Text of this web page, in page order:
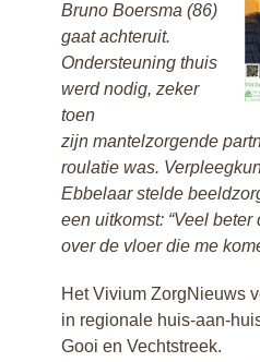
Bruno Boersma (86)
gaat achteruit.
Ondersteuning thuis
werd nodig, zeker
toen
zijn mantelzorgende
roulatie was.
Ebbelaar stelde
een uitkomst: “Veel
over de vloer die me
Het Vivium ZorgNieuws
in regionale huis-aan-
Gooi en Vechtstreek.